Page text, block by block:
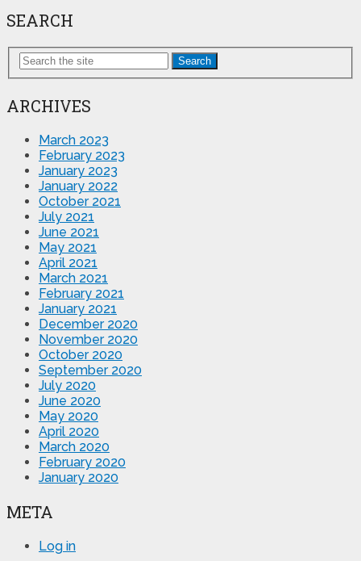
SEARCH
Search
ARCHIVES
March 2023
February 2023
January 2023
January 2022
October 2021
July 2021
June 2021
May 2021
April 2021
March 2021
February 2021
January 2021
December 2020
November 2020
October 2020
September 2020
July 2020
June 2020
May 2020
April 2020
March 2020
February 2020
January 2020
META
Log in